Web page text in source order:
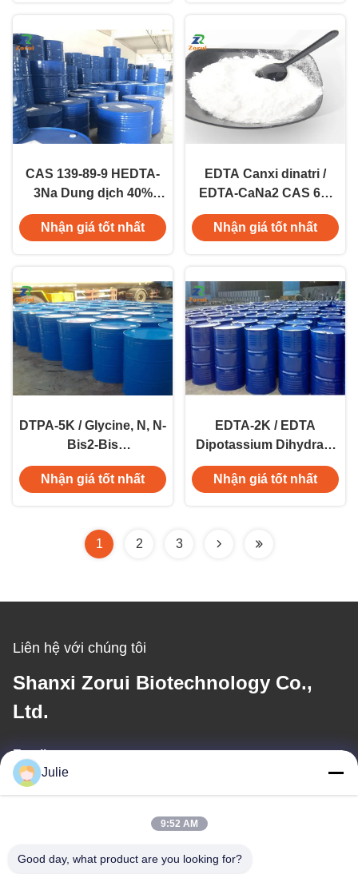
CAS 139-89-9 HEDTA-
3Na Dung dịch 40%
HEDTA Trisodium Salt
Dissolvine H-40
Nhận giá tốt nhất
EDTA Canxi dinatri /
EDTA-CaNa2 CAS 62-
33-9
Nhận giá tốt nhất
DTPA-5K / Glycine, N, N-
Bis2-Bis
(Carboxymethyl)
Aminoethyl-, Pentapot
Nhận giá tốt nhất
EDTA-2K / EDTA
Dipotassium Dihydrate
CAS 25102-12-9
Nhận giá tốt nhất
1 2 3
Liên hệ với chúng tôi
Shanxi Zorui Biotechnology Co.,
Ltd.
Email
Julie
9:52 AM
Good day, what product are you looking for?